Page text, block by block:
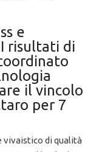
e
risultati di
il vincolo
per 7
vivaistico di qualità